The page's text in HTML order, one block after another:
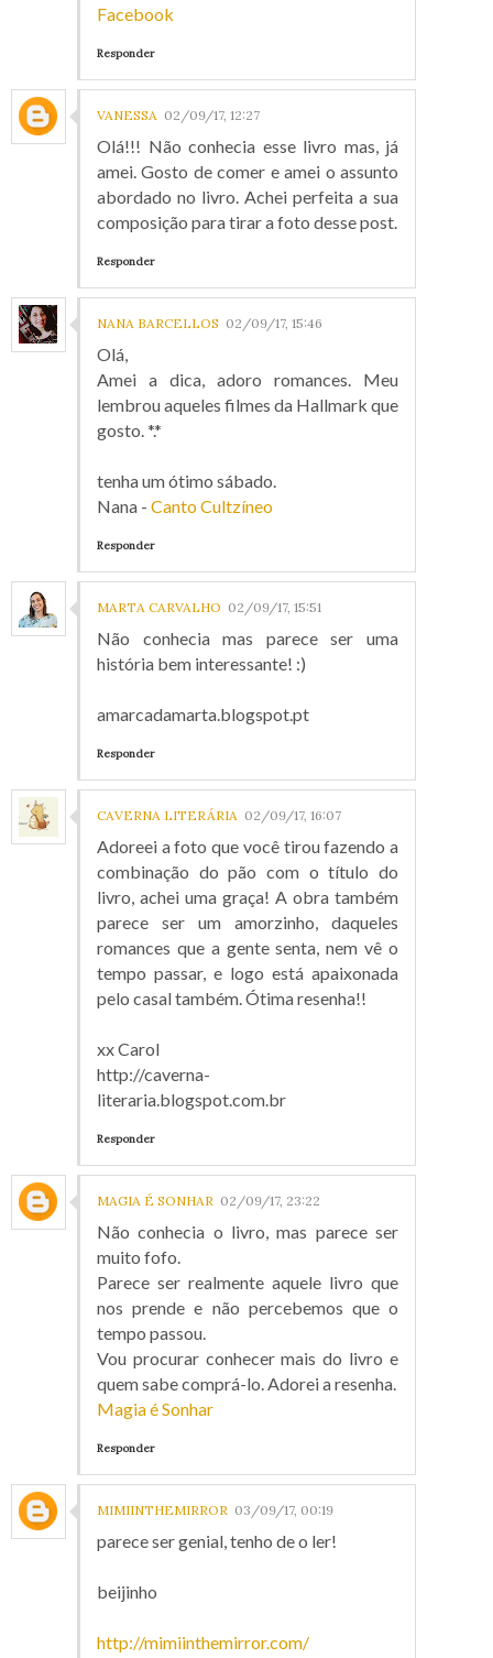
Facebook
Responder
VANESSA 02/09/17, 12:27
Olá!!! Não conhecia esse livro mas, já
amei. Gosto de comer e amei o assunto
abordado no livro. Achei perfeita a sua
composição para tirar a foto desse post.
Responder
NANA BARCELLOS 02/09/17, 15:46
Olá,
Amei a dica, adoro romances. Meu
lembrou aqueles filmes da Hallmark que
gosto. *.*
tenha um ótimo sábado.
Nana - Canto Cultzíneo
Responder
MARTA CARVALHO 02/09/17, 15:51
Não conhecia mas parece ser uma
história bem interessante! :)
amarcadamarta.blogspot.pt
Responder
CAVERNA LITERÁRIA 02/09/17, 16:07
Adoreei a foto que você tirou fazendo a
combinação do pão com o título do
livro, achei uma graça! A obra também
parece ser um amorzinho, daqueles
romances que a gente senta, nem vê o
tempo passar, e logo está apaixonada
pelo casal também. Ótima resenha!!
xx Carol
http://caverna-
literaria.blogspot.com.br
Responder
MAGIA É SONHAR 02/09/17, 23:22
Não conhecia o livro, mas parece ser
muito fofo.
Parece ser realmente aquele livro que
nos prende e não percebemos que o
tempo passou.
Vou procurar conhecer mais do livro e
quem sabe comprá-lo. Adorei a resenha.
Magia é Sonhar
Responder
MIMIINTHEMIRROR 03/09/17, 00:19
parece ser genial, tenho de o ler!
beijinho
http://mimiinthemirror.com/